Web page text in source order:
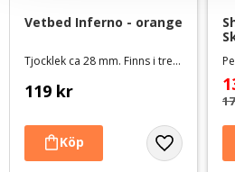
Vetbed Inferno - orange
Tjocklek ca 28 mm. Finns i tre storlekar
119 kr